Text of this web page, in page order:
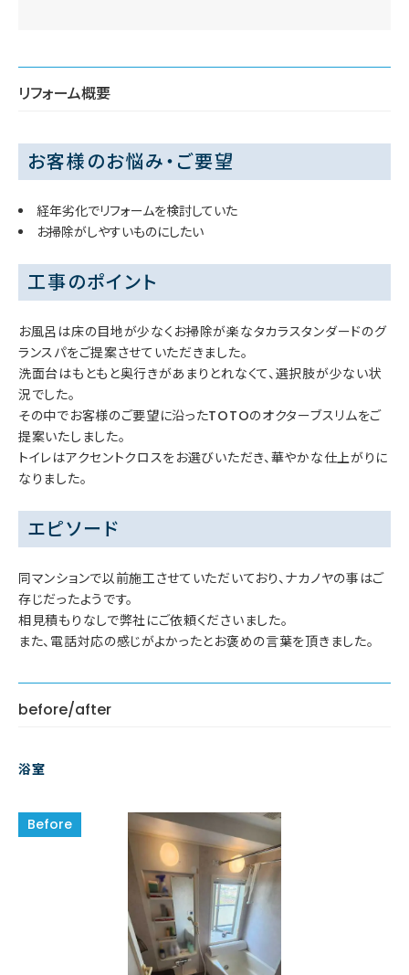
リフォーム概要
お客様のお悩み・ご要望
経年劣化でリフォームを検討していた
お掃除がしやすいものにしたい
工事のポイント
お風呂は床の目地が少なくお掃除が楽なタカラスタンダードのグ
ランスパをご提案させていただきました。
洗面台はもともと奥行きがあまりとれなくて、選択肢が少ない状
況でした。
その中でお客様のご要望に沿ったTOTOのオクターブスリムをご
提案いたしました。
トイレはアクセントクロスをお選びいただき、華やかな仕上がりに
なりました。
エピソード
同マンションで以前施工させていただいており、ナカノヤの事はご
存じだったようです。
相見積もりなしで弊社にご依頼くださいました。
また、電話対応の感じがよかったとお褒めの言葉を頂きました。
before/after
浴室